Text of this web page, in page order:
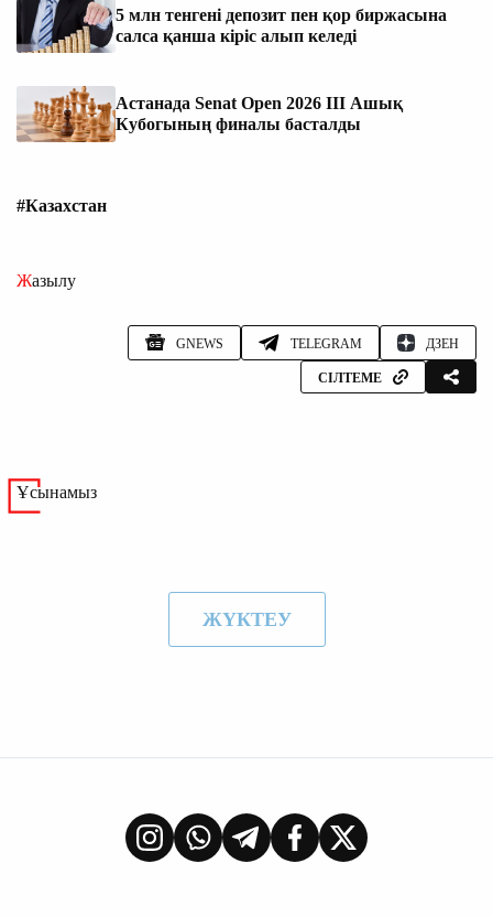
5 млн тенгені депозит пен қор биржасына
салса қанша кіріс алып келеді
Астанада Senat Open 2026 III Ашық
Кубогының финалы басталды
#Казахстан
Жазылу
GNEWS TELEGRAM ДЗЕН
СІЛТЕМЕ
Ұсынамыз
ЖҮКТЕУ